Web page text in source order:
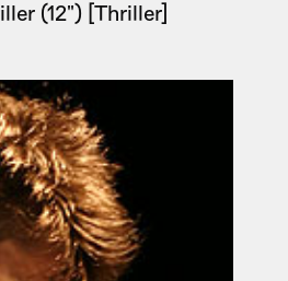
(12") [Thriller]